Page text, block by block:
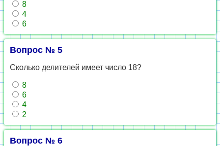
8
4
6
Вопрос № 5
Сколько делителей имеет число 18?
8
6
4
2
Вопрос № 6